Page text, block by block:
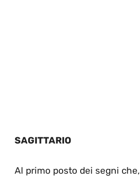
SAGITTARIO
Al primo posto dei segni che,